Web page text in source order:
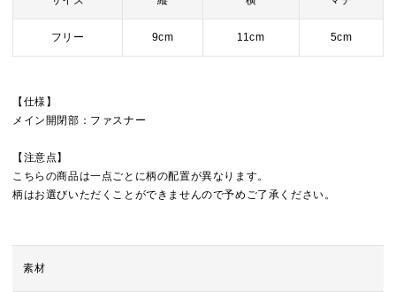
フリー 9cm 11cm 5cm
【仕様】
メイン開閉部：ファスナー
【注意点】
こちらの商品は一点ごとに柄の配置が異なります。
柄はお選びいただくことができませんので予めご了承ください。
素材